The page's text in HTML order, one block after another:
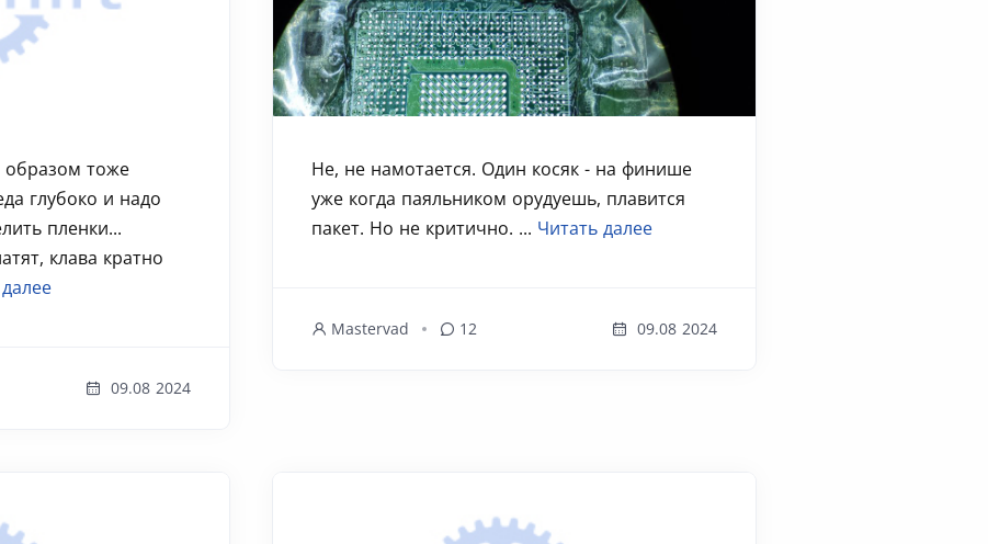
тоже
глубоко и надо
пленки...
клава кратно
09.08 2024
Не, не намотается. Один косяк - на финише
уже когда паяльником орудуешь, плавится
пакет. Но не критично. ... Читать далее
Mastervad 12 09.08 2024